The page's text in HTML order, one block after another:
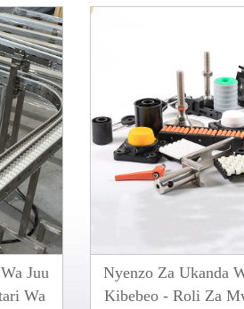
Juu
Wa
Nyenzo Za Ukanda
Kibebeo - Roli Za